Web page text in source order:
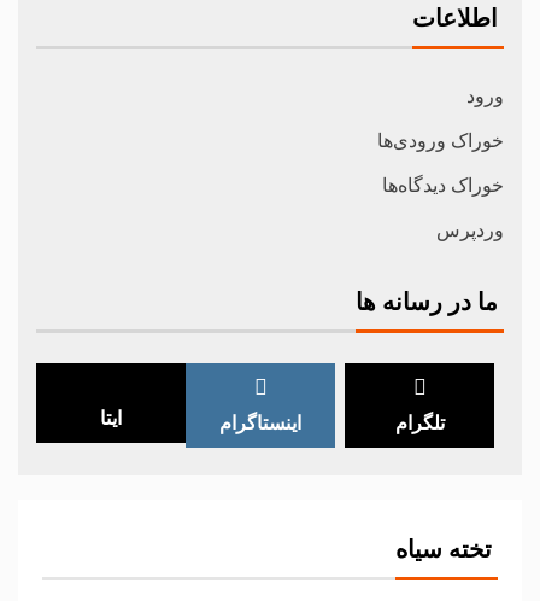
اطلاعات
ورود
خوراک ورودی‌ها
خوراک دیدگاه‌ها
وردپرس
ما در رسانه ها
تلگرام اینستاگرام ایتا
تخته سیاه